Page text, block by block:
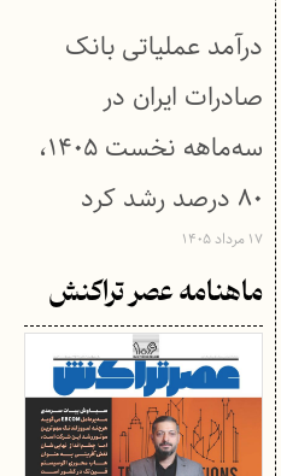
درآمد عملیاتی بانک
صادرات ایران در
سه‌ماهه نخست ۱۴۰۵،
۸۰ درصد رشد کرد
۱۷ مرداد ۱۴۰۵
ماهنامه عصر تراکنش